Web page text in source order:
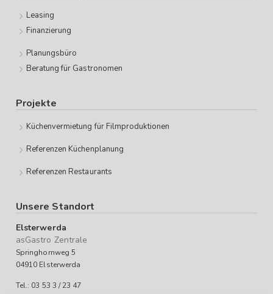
Leasing
Finanzierung
Planungsbüro
Beratung für Gastronomen
Projekte
Küchenvermietung für Filmproduktionen
Referenzen Küchenplanung
Referenzen Restaurants
Unsere Standort
Elsterwerda
asGastro Zentrale
Springhornweg 5
04910 Elsterwerda
Tel.: 03 53 3 / 23 47